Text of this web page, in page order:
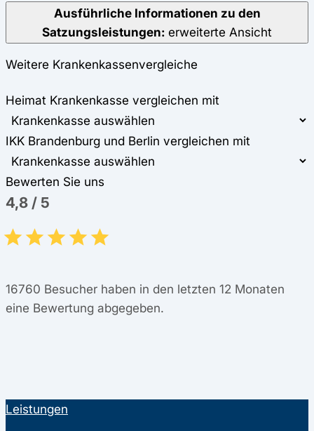
Ausführliche Informationen zu den
Satzungsleistungen: erweiterte Ansicht
Weitere Krankenkassenvergleiche
Heimat Krankenkasse vergleichen mit
IKK Brandenburg und Berlin vergleichen mit
Bewerten Sie uns
4,8 / 5
16760 Besucher haben in den letzten 12 Monaten
eine Bewertung abgegeben.
Leistungen